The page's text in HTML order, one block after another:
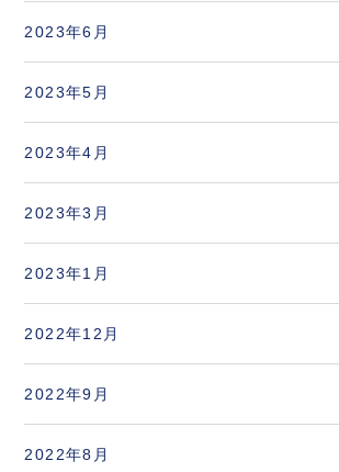
2023年6月
2023年5月
2023年4月
2023年3月
2023年1月
2022年12月
2022年9月
2022年8月